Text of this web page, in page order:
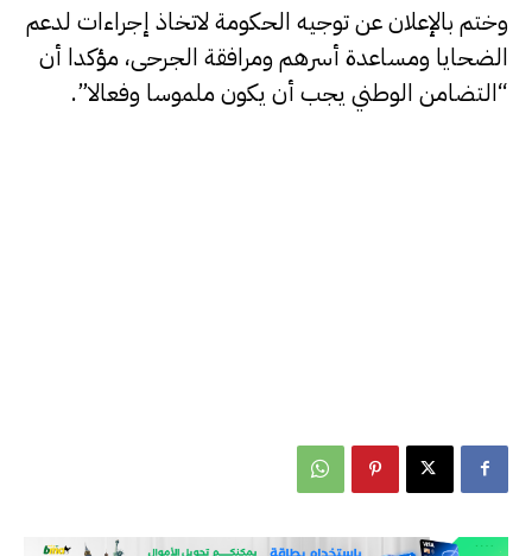
وختم بالإعلان عن توجيه الحكومة لاتخاذ إجراءات لدعم
الضحايا ومساعدة أسرهم ومرافقة الجرحى، مؤكدا أن
“التضامن الوطني يجب أن يكون ملموسا وفعالا”.